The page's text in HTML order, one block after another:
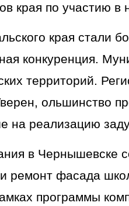
края по участию в
края стали
конкуренция.
территорий.
ольшинство
на реализацию
в Чернышевске
и ремонт фасада
программы